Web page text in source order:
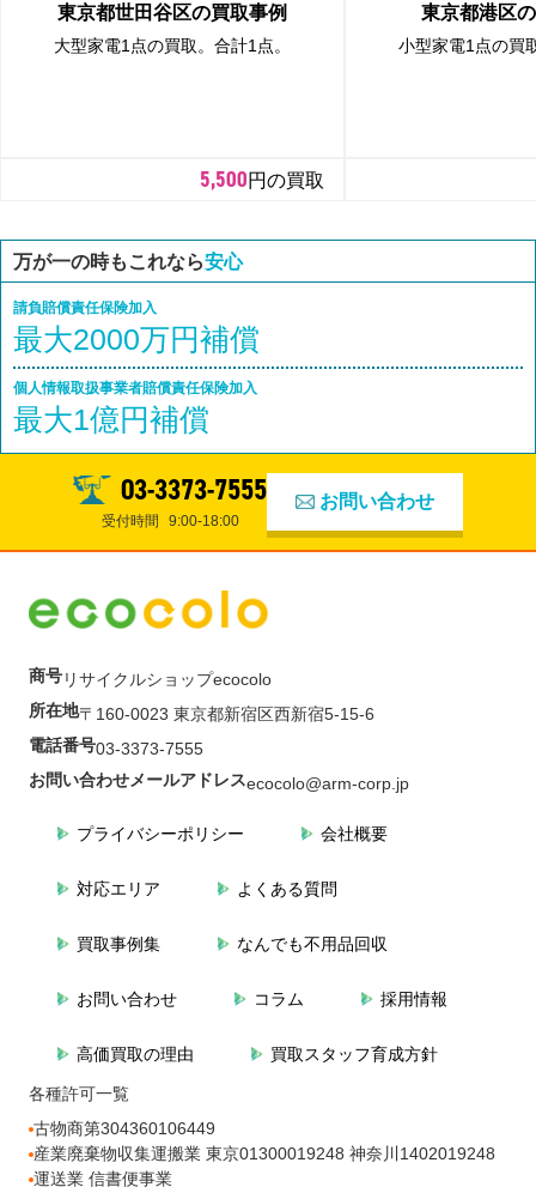
東京都世田谷区の買取事例
大型家電1点の買取。合計1点。
5,500円の買取
東京都港区
小型家電1点の買
万が一の時もこれなら安心
請負賠償責任保険加入
最大2000万円補償
個人情報取扱事業者賠償責任保険加入
最大1億円補償
03-3373-7555
受付時間 9:00-18:00
お問い合わせ
商号リサイクルショップecocolo
所在地〒160-0023 東京都新宿区西新宿5-15-6
電話番号03-3373-7555
お問い合わせメールアドレスecocolo@arm-corp.jp
プライバシーポリシー 会社概要
対応エリア よくある質問
買取事例集 なんでも不用品回収
お問い合わせ コラム 採用情報
高価買取の理由 買取スタッフ育成方針
各種許可一覧
古物商第304360106449
産業廃棄物収集運搬業 東京01300019248 神奈川1402019248
運送業 信書便事業